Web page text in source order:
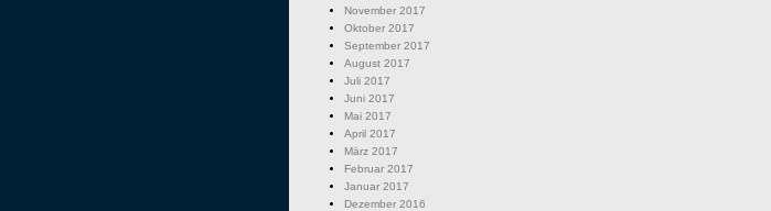
November 2017
Oktober 2017
September 2017
August 2017
Juli 2017
Juni 2017
Mai 2017
April 2017
März 2017
Februar 2017
Januar 2017
Dezember 2016